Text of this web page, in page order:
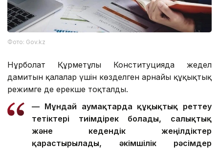
Фото: Gov.kz
Нұрболат Құрметұлы Конституцияда жедел
дамитын қалалар үшін көзделген арнайы құқықтық
режимге де ерекше тоқталды.
— Мұндай аумақтарда құқықтық реттеу
тетіктері тиімдірек болады, салықтық
және кедендік жеңілдіктер
қарастырылады, әкімшілік рәсімдер